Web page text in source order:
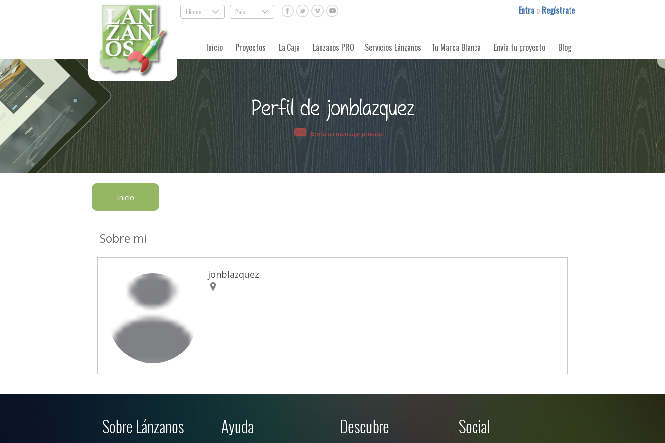
Idioma . País . Entra o Regístrate
Inicio Proyectos La Caja Lánzanos PRO Servicios Lánzanos Tu Marca Blanca Envía tu proyecto Blog
Perfil de jonblazquez
Envía un mensaje privado
Inicio
Sobre mi
jonblazquez
Sobre Lánzanos Ayuda Descubre Social